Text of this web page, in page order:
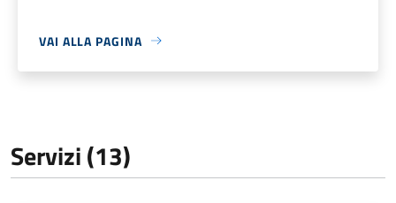
VAI ALLA PAGINA
Servizi (13)